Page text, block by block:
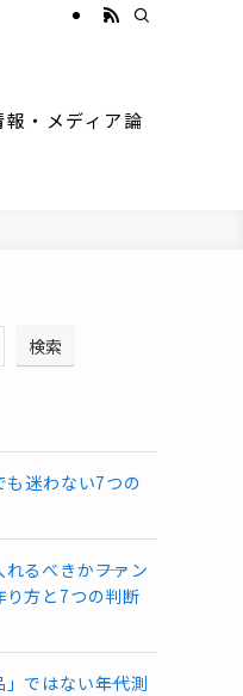
報・メディア論
検索
も迷わない7つの
るべきか――ファン
り方と7つの判断
ではない――年代測